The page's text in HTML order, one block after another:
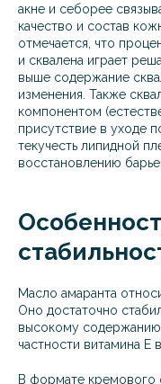
акне и себорее
качество и состав
отмечается, что
и сквалена играет
выше содержание
изменения. Также
компонентом
присутствие в уходе
текучесть липидной
восстановлению
Масло амаранта
Оно достаточно
высокому содержанию
частности витамина Е
В формате кремового